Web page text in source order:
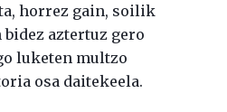
horrez gain, soilik
aztertuz gero
luketen multzo
osa daitekeela.